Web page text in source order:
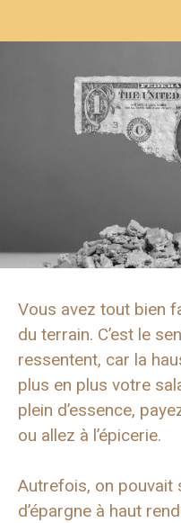
Vous avez tout bien
du terrain. C’est le
ressentent, car la
plus en plus votre
plein d’essence,
ou allez à l’épicerie.
Autrefois, on pouvait
d’épargne à haut